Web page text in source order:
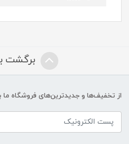
برگشت
از تخفیف‌ها و جدیدترین‌های فروشگاه ما